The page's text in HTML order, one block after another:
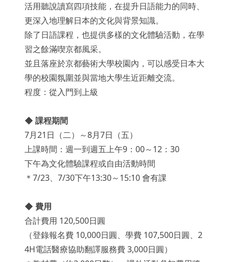
活用聽說讀寫四項技能，在提升日語能力的同時、
更深入地理解日本的文化與背景知識。
除了日語課程，也提供多樣的文化體驗活動，在學
習之餘滿喫京都風采。
並且落座於京都藝術大學校園內，可以感受日本大
學的校園氛圍並與當地大學生近距離交流。
程度：從入門到上級
◆ 課程期間
7月21日（二）～8月7日（五）
上課時間：週一到週五上午9：00～12：30
下午為文化體驗課程或自由活動時間
＊7/23、7/30下午13:30～15:10 會有課
◆ 費用
合計費用 120,500日圓
（登錄報名費 10,000日圓、學費 107,500日圓、2
4H電話醫療協助翻譯服務費 3,000日圓）